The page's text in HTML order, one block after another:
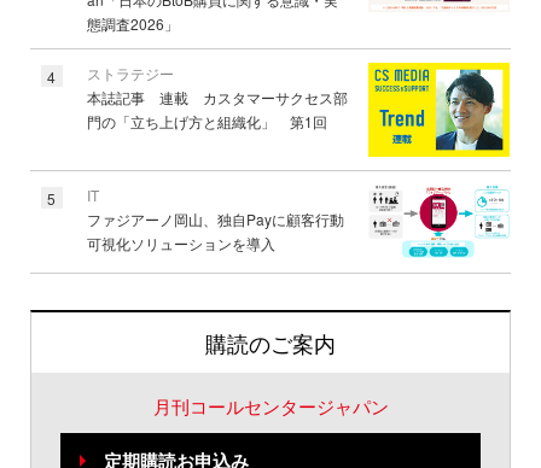
態調査2026」
4
ストラテジー
本誌記事 連載 カスタマーサクセス部
門の「立ち上げ方と組織化」 第1回
5
IT
ファジアーノ岡山、独自Payに顧客行動
可視化ソリューションを導入
購読のご案内
月刊コールセンタージャパン
定期購読お申込み